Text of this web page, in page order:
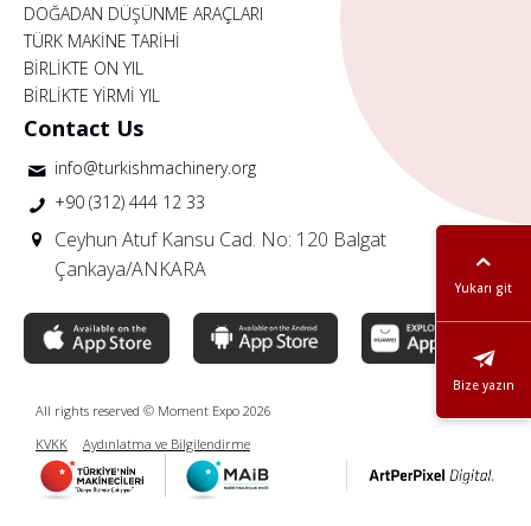
Yukarı git
Bize yazın
DOĞADAN DÜŞÜNME ARAÇLARI
TÜRK MAKİNE TARİHİ
BİRLİKTE ON YIL
BİRLİKTE YİRMİ YIL
Contact Us
info@turkishmachinery.org
+90 (312) 444 12 33
Ceyhun Atuf Kansu Cad. No: 120 Balgat
Çankaya/ANKARA
All rights reserved © Moment Expo 2026
KVKK
Aydınlatma ve Bilgilendirme